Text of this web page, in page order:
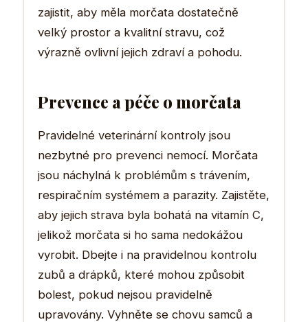
zajistit, aby měla morčata dostatečně
velký prostor a kvalitní stravu, což
výrazně ovlivní jejich zdraví a pohodu.
Prevence a péče o morčata
Pravidelné veterinární kontroly jsou
nezbytné pro prevenci nemocí. Morčata
jsou náchylná k problémům s trávením,
respiračním systémem a parazity. Zajistěte,
aby jejich strava byla bohatá na vitamín C,
jelikož morčata si ho sama nedokážou
vyrobit. Dbejte i na pravidelnou kontrolu
zubů a drápků, které mohou způsobit
bolest, pokud nejsou pravidelně
upravovány. Vyhněte se chovu samců a